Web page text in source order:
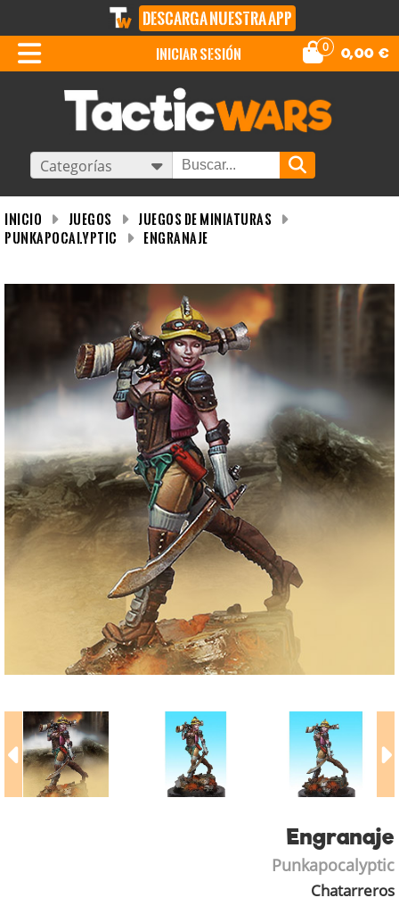
DESCARGA NUESTRA APP
0 0,00 €
iniciar sesión
Categorías
INICIO Juegos
Juegos de miniaturas
Punkapocalyptic
Engranaje
Engranaje
Punkapocalyptic
Chatarreros